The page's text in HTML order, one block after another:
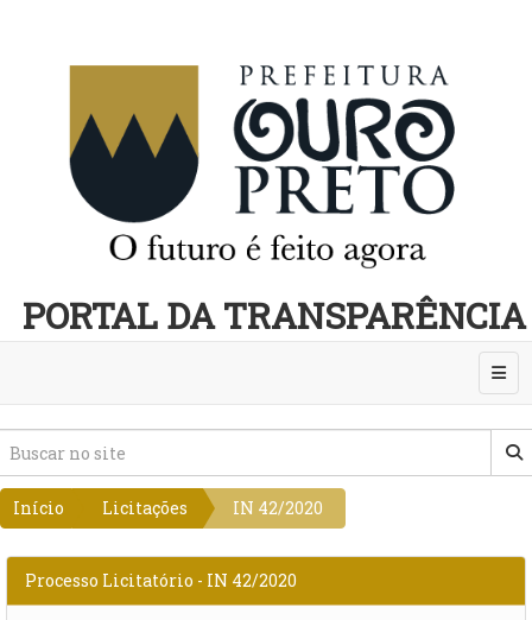
PORTAL DA TRANSPARÊNCIA
Início Licitações IN 42/2020
Processo Licitatório - IN 42/2020